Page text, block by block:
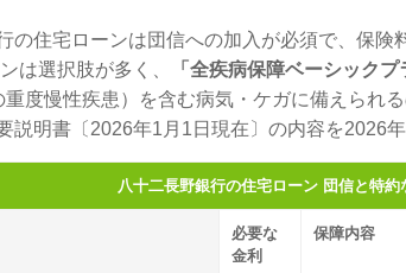
の住宅ローンは団信への加入が必須で、保険
は選択肢が多く、
「全疾病保障ベーシック
重度慢性疾患）を含む病気・ケガに備えられ
説明書〔2026年1月1日現在〕の内容を2026
八十二長野銀行の住宅ローン 団信と特約
必要な
金利
保障内容